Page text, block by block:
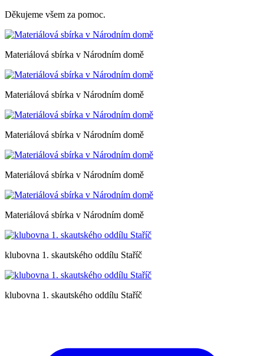
Děkujeme všem za pomoc.
Materiálová sbírka v Národním domě
Materiálová sbírka v Národním domě
Materiálová sbírka v Národním domě
Materiálová sbírka v Národním domě
Materiálová sbírka v Národním domě
klubovna 1. skautského oddílu Staříč
klubovna 1. skautského oddílu Staříč